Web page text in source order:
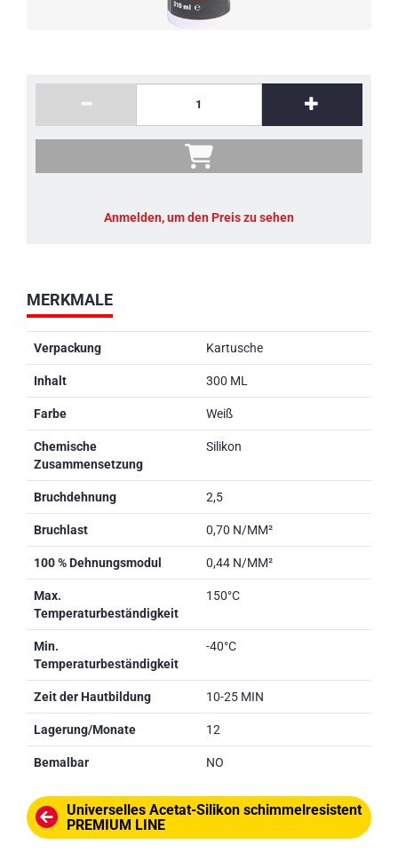
MERKMALE
Verpackung Kartusche
Inhalt 300 ML
Farbe Weiß
Chemische
Zusammensetzung
Silikon
Bruchdehnung 2,5
Bruchlast 0,70 N/MM²
100 % Dehnungsmodul 0,44 N/MM²
Max.
Temperaturbeständigkeit
150°C
Min.
Temperaturbeständigkeit
-40°C
Zeit der Hautbildung 10-25 MIN
Lagerung/Monate 12
Bemalbar NO
Universelles Acetat-Silikon schimmelresistent
PREMIUM LINE
Anmelden, um den Preis zu sehen